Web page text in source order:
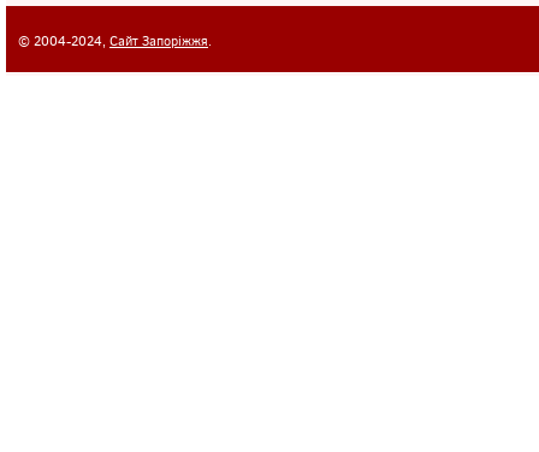
© 2004-2024, Сайт Запоріжжя.